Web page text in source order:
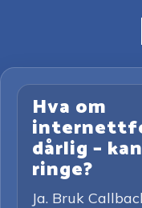
Hva om
dårlig –
ringe?
Ja. Bruk